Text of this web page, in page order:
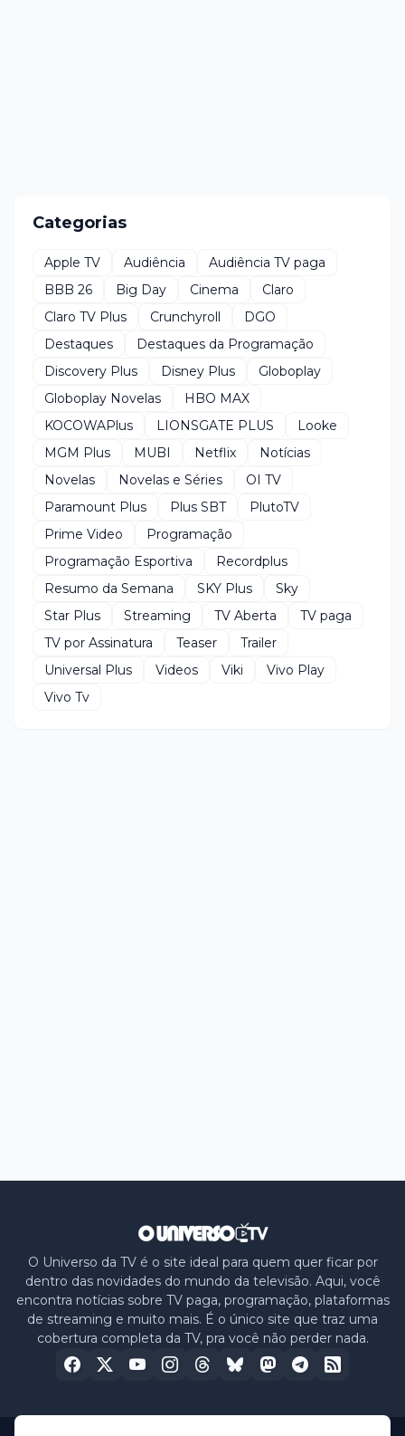
Categorias
Apple TV Audiência
Audiência TV paga
BBB 26
Big Day Cinema
Claro
Claro TV Plus
Crunchyroll
DGO
Destaques
Destaques da Programação
Discovery Plus
Disney Plus
Globoplay
Globoplay Novelas
HBO MAX
KOCOWAPlus
LIONSGATE PLUS
Looke
MGM Plus
MUBI Netflix
Notícias
Novelas
Novelas e Séries
OI TV
Paramount Plus
Plus SBT
PlutoTV
Prime Video
Programação
Programação Esportiva
Recordplus
Resumo da Semana
SKY Plus
Sky
Star Plus
Streaming TV Aberta
TV paga
TV por Assinatura
Teaser
Trailer
Universal Plus
Videos Viki
Vivo Play
Vivo Tv
O Universo da TV é o site ideal para quem quer ficar por
dentro das novidades do mundo da televisão. Aqui, você
encontra notícias sobre TV paga, programação, plataformas
de streaming e muito mais. É o único site que traz uma
cobertura completa da TV, pra você não perder nada.